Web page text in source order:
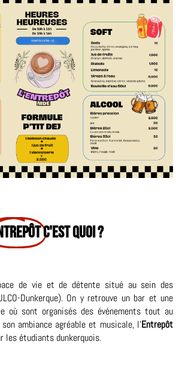
C'EST QUOI ?
de vie et de détente situé au sein des
Dunkerque). On y retrouve un bar et une
où sont organisés des événements tout au
ambiance agréable et musicale, l’Entrepôt
les étudiants dunkerquois.